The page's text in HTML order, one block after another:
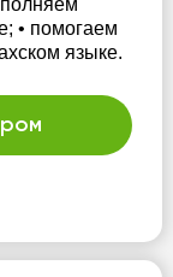
• помогаем
языке.